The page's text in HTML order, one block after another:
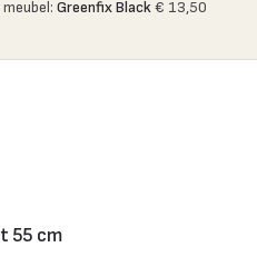
: Greenfix Black€ 13,50
55 cm